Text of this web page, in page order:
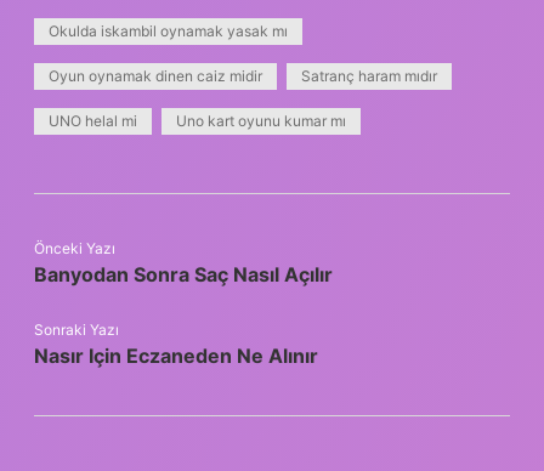
Okulda iskambil oynamak yasak mı
Oyun oynamak dinen caiz midir Satranç haram mıdır
UNO helal mi Uno kart oyunu kumar mı
Önceki Yazı
Banyodan Sonra Saç Nasıl Açılır
Sonraki Yazı
Nasır Için Eczaneden Ne Alınır